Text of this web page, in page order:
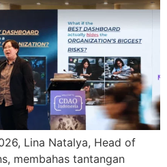
Lina Natalya, Head of
membahas tantangan